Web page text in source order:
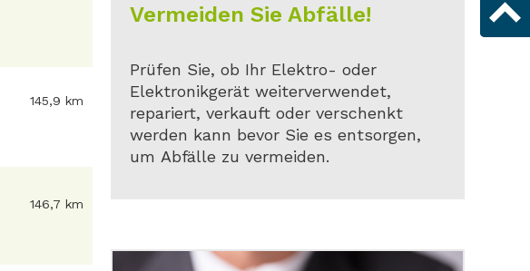
145,9 km
146,7 km
Vermeiden Sie Abfälle!
Prüfen Sie, ob Ihr Elektro- oder
Elektronikgerät weiterverwendet,
repariert, verkauft oder verschenkt
werden kann bevor Sie es entsorgen,
um Abfälle zu vermeiden.